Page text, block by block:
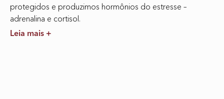
protegidos e produzimos hormônios do estresse –
adrenalina e cortisol.
Leia mais +